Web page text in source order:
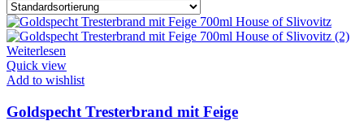
Weiterlesen
Quick view
Add to wishlist
Goldspecht Tresterbrand mit Feige